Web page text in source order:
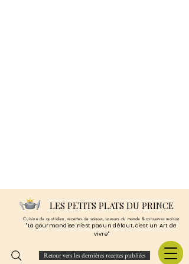
LES PETITS PLATS DU PRINCE
Cuisine du quotidien, recettes de saison, saveurs du monde & conserves maison
"La gourmandise n'est pas un défaut, c'est un Art de
vivre"
Retour vers les dernières recettes publiées